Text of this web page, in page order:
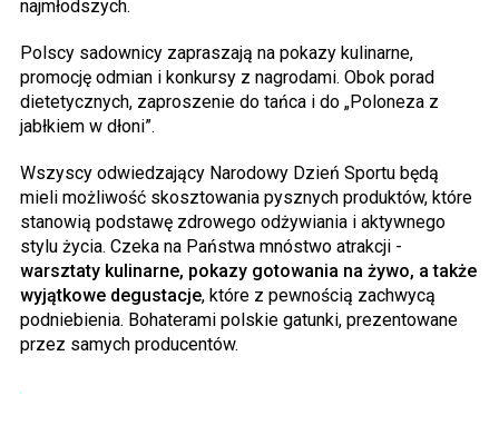
najmłodszych.
Polscy sadownicy zapraszają na pokazy kulinarne,
promocję odmian i konkursy z nagrodami. Obok porad
dietetycznych, zaproszenie do tańca i do „Poloneza z
jabłkiem w dłoni”.
Wszyscy odwiedzający Narodowy Dzień Sportu będą
mieli możliwość skosztowania pysznych produktów, które
stanowią podstawę zdrowego odżywiania i aktywnego
stylu życia. Czeka na Państwa mnóstwo atrakcji -
warsztaty kulinarne, pokazy gotowania na żywo, a także
wyjątkowe degustacje, które z pewnością zachwycą
podniebienia. Bohaterami polskie gatunki, prezentowane
przez samych producentów.